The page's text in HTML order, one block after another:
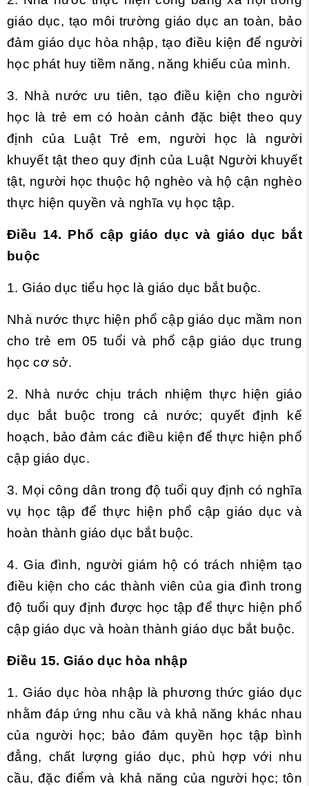
giáo dục, tạo môi trường giáo dục an toàn, bảo
đảm giáo dục hòa nhập, tạo điều kiện để người
học phát huy tiềm năng, năng khiếu của mình.
3. Nhà nước ưu tiên, tạo điều kiện cho người
học là trẻ em có hoàn cảnh đặc biệt theo quy
định của Luật Trẻ em, người học là người
khuyết tật theo quy định của Luật Người khuyết
tật, người học thuộc hộ nghèo và hộ cận nghèo
thực hiện quyền và nghĩa vụ học tập.
Điều 14. Phổ cập giáo dục và giáo dục bắt
buộc
1. Giáo dục tiểu học là giáo dục bắt buộc.
Nhà nước thực hiện phổ cập giáo dục mầm non
cho trẻ em 05 tuổi và phổ cập giáo dục trung
học cơ sở.
2. Nhà nước chịu trách nhiệm thực hiện giáo
dục bắt buộc trong cả nước; quyết định kế
hoạch, bảo đảm các điều kiện để thực hiện phổ
cập giáo dục.
3. Mọi công dân trong độ tuổi quy định có nghĩa
vụ học tập để thực hiện phổ cập giáo dục và
hoàn thành giáo dục bắt buộc.
4. Gia đình, người giám hộ có trách nhiệm tạo
điều kiện cho các thành viên của gia đình trong
độ tuổi quy định được học tập để thực hiện phổ
cập giáo dục và hoàn thành giáo dục bắt buộc.
Điều 15. Giáo dục hòa nhập
1. Giáo dục hòa nhập là phương thức giáo dục
nhằm đáp ứng nhu cầu và khả năng khác nhau
của người học; bảo đảm quyền học tập bình
đẳng, chất lượng giáo dục, phù hợp với nhu
cầu, đặc điểm và khả năng của người học; tôn